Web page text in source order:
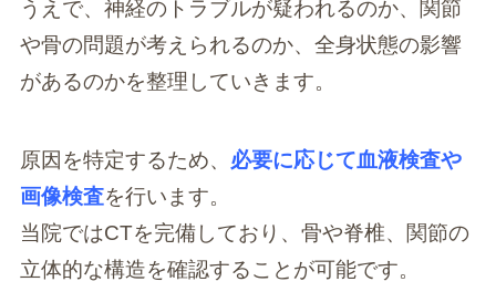
うえで、神経のトラブルが疑われるのか、関節
や骨の問題が考えられるのか、全身状態の影響
があるのかを整理していきます。
原因を特定するため、 必要に応じて血液検査や
画像検査を行います。
当院ではCTを完備しており、骨や脊椎、関節の
立体的な構造を確認することが可能です。